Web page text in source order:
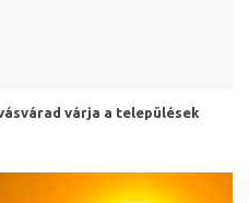
várja a települések